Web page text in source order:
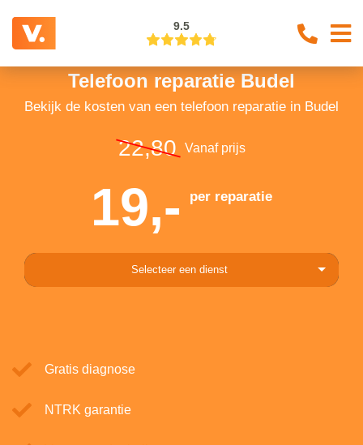
9.5
Telefoon reparatie Budel
Bekijk de kosten van een telefoon reparatie in Budel
22,80 Vanaf prijs
19,- per reparatie
Selecteer een dienst
Gratis diagnose
NTRK garantie